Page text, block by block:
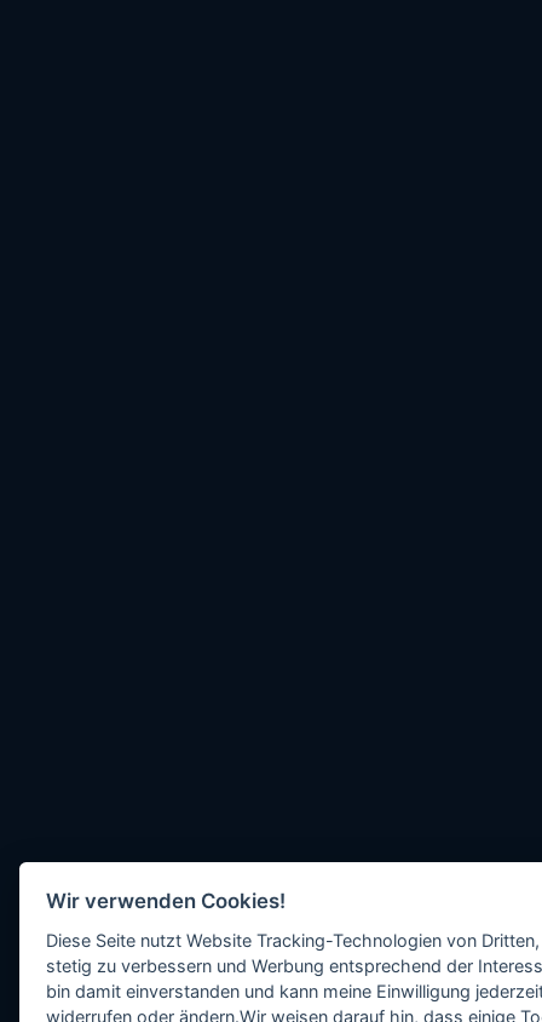
Wir verwenden Cookies!
Diese Seite nutzt Website Tracking-Technologien von
stetig zu verbessern und Werbung entsprechend der
bin damit einverstanden und kann meine Einwilligung
widerrufen oder ändern.Wir weisen darauf hin, dass einige